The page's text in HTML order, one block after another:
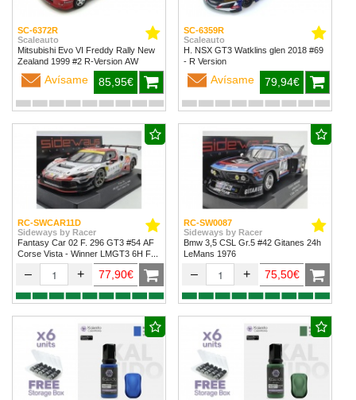
SC-6372R
Scaleauto
Mitsubishi Evo VI Freddy Rally New
Zealand 1999 #2 R-Version AW
Avísame 85,95€
SC-6359R
Scaleauto
H. NSX GT3 Watklins glen 2018 #69
- R Version
Avísame 79,94€
RC-SWCAR11D
Sideways by Racer
Fantasy Car 02 F. 296 GT3 #54 AF
Corse Vista - Winner LMGT3 6H Fuji
– + 77,90€
RC-SW0087
Sideways by Racer
Bmw 3,5 CSL Gr.5 #42 Gitanes 24h
LeMans 1976
– + 75,50€